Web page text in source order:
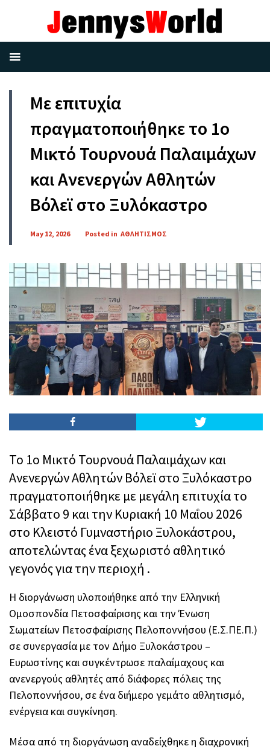
Με επιτυχία
πραγματοποιήθηκε το 1ο
Μικτό Τουρνουά Παλαιμάχων
και Ανενεργών Αθλητών
Βόλεϊ στο Ξυλόκαστρο
May 12, 2026 Posted in ΑΘΛΗΤΙΣΜΟΣ
Το 1ο Μικτό Τουρνουά Παλαιμάχων και
Ανενεργών Αθλητών Βόλεϊ στο Ξυλόκαστρο
πραγματοποιήθηκε με μεγάλη επιτυχία το
Σάββατο 9 και την Κυριακή 10 Μαΐου 2026
στο Κλειστό Γυμναστήριο Ξυλοκάστρου,
αποτελώντας ένα ξεχωριστό αθλητικό
γεγονός για την περιοχή .
Η διοργάνωση υλοποιήθηκε από την Ελληνική
Ομοσπονδία Πετοσφαίρισης και την Ένωση
Σωματείων Πετοσφαίρισης Πελοποννήσου (Ε.Σ.ΠΕ.Π.)
σε συνεργασία με τον Δήμο Ξυλοκάστρου –
Ευρωστίνης και συγκέντρωσε παλαίμαχους και
ανενεργούς αθλητές από διάφορες πόλεις της
Πελοποννήσου, σε ένα διήμερο γεμάτο αθλητισμό,
ενέργεια και συγκίνηση.
Μέσα από τη διοργάνωση αναδείχθηκε η διαχρονική